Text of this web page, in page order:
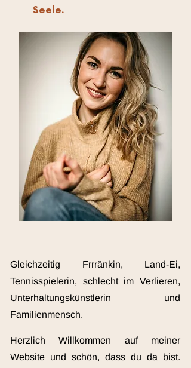
Seele.
Gleichzeitig Frrränkin, Land-Ei,
Tennisspielerin, schlecht im Verlieren,
Unterhaltungskünstlerin und
Familienmensch.
Herzlich Willkommen auf meiner
Website und schön, dass du da bist.